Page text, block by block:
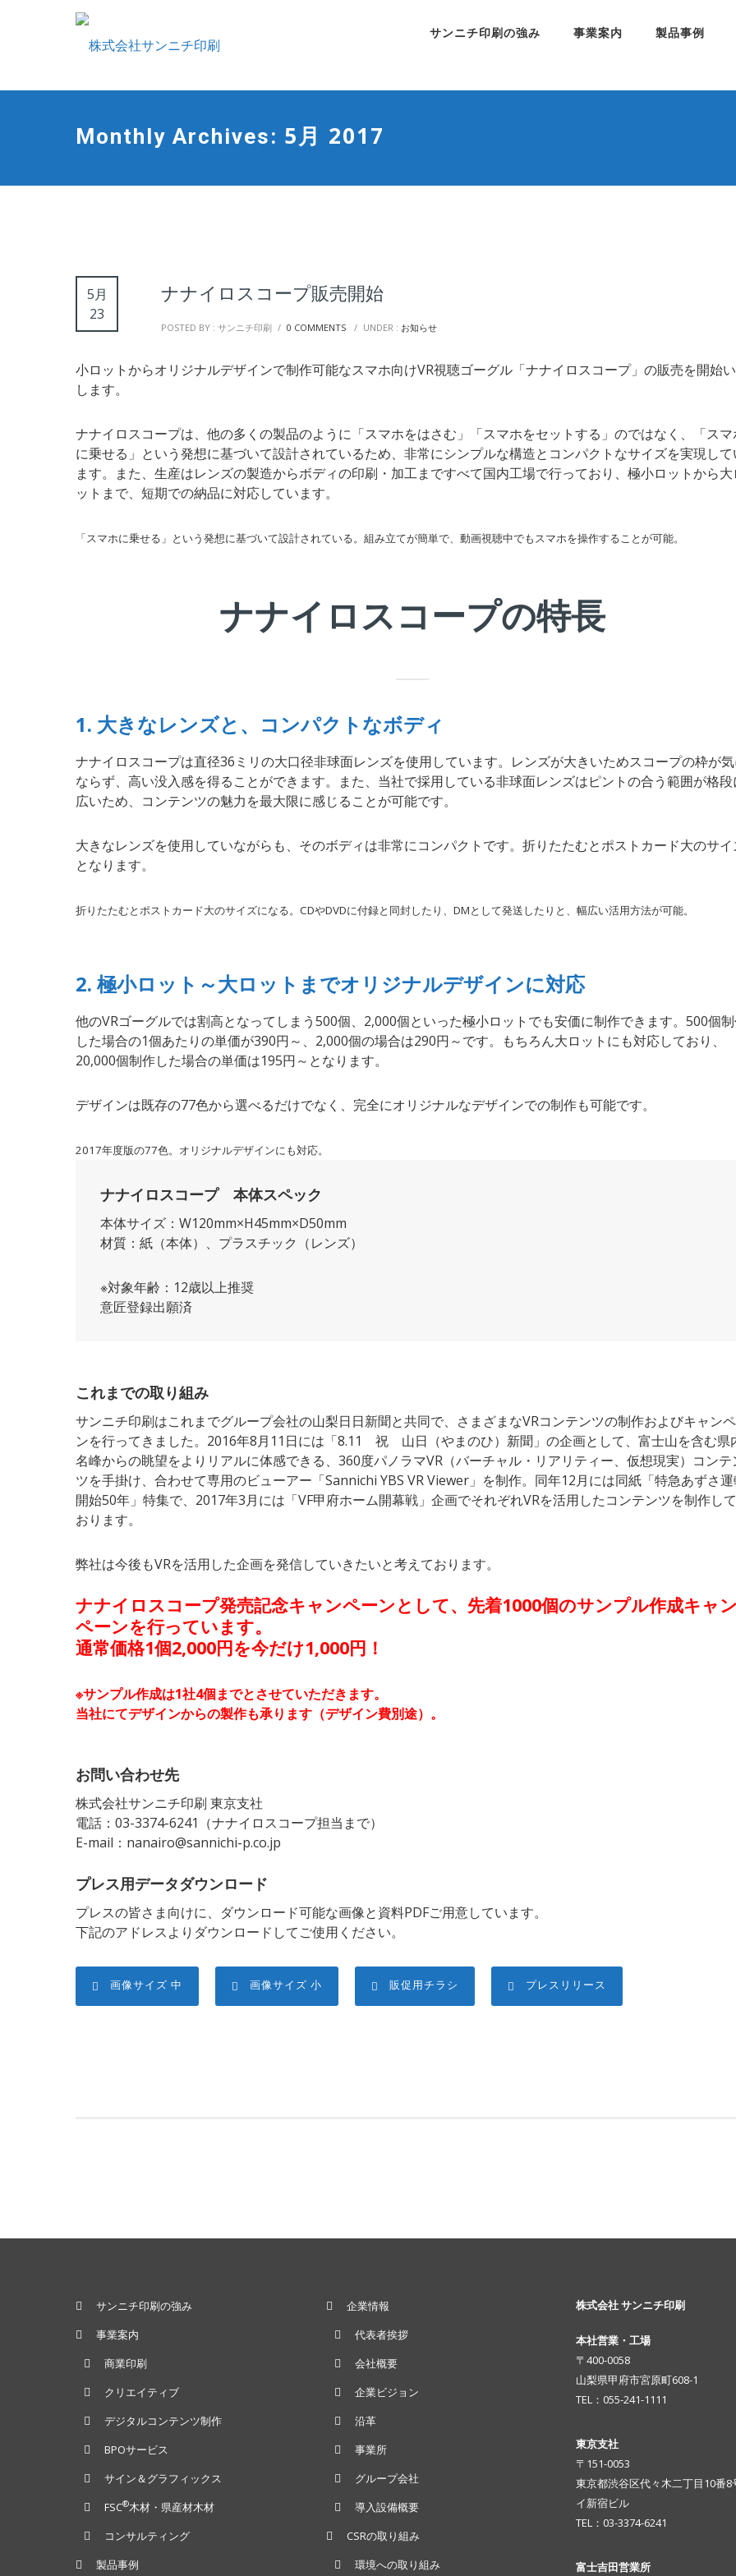
サンニチ印刷の強み 事業案内 製品事例
Monthly Archives: 5月 2017
5月
23
ナナイロスコープ販売開始
POSTED BY : サンニチ印刷 / 0 COMMENTS / UNDER : お知らせ
小ロットからオリジナルデザインで制作可能なスマホ向けVR視聴ゴーグル「ナナイロスコープ」の販売を開始
します。
ナナイロスコープは、他の多くの製品のように「スマホをはさむ」「スマホをセットする」のではなく、「スマ
に乗せる」という発想に基づいて設計されているため、非常にシンプルな構造とコンパクトなサイズを実現して
ます。また、生産はレンズの製造からボディの印刷・加工まですべて国内工場で行っており、極小ロットから大
ットまで、短期での納品に対応しています。
「スマホに乗せる」という発想に基づいて設計されている。組み立てが簡単で、動画視聴中でもスマホを操作することが可能。
ナナイロスコープの特長
1. 大きなレンズと、コンパクトなボディ
ナナイロスコープは直径36ミリの大口径非球面レンズを使用しています。レンズが大きいためスコープの枠が
ならず、高い没入感を得ることができます。また、当社で採用している非球面レンズはピントの合う範囲が格段
広いため、コンテンツの魅力を最大限に感じることが可能です。
大きなレンズを使用していながらも、そのボディは非常にコンパクトです。折りたたむとポストカード大のサイ
となります。
折りたたむとポストカード大のサイズになる。CDやDVDに付録と同封したり、DMとして発送したりと、幅広い活用方法が可能。
2. 極小ロット～大ロットまでオリジナルデザインに対応
他のVRゴーグルでは割高となってしまう500個、2,000個といった極小ロットでも安価に制作できます。500個
した場合の1個あたりの単価が390円～、2,000個の場合は290円～です。もちろん大ロットにも対応しており、
20,000個制作した場合の単価は195円～となります。
デザインは既存の77色から選べるだけでなく、完全にオリジナルなデザインでの制作も可能です。
2017年度版の77色。オリジナルデザインにも対応。
ナナイロスコープ 本体スペック
本体サイズ：W120mm×H45mm×D50mm
材質：紙（本体）、プラスチック（レンズ）
※対象年齢：12歳以上推奨
意匠登録出願済
これまでの取り組み
サンニチ印刷はこれまでグループ会社の山梨日日新聞と共同で、さまざまなVRコンテンツの制作およびキャン
ンを行ってきました。2016年8月11日には「8.11 祝 山日（やまのひ）新聞」の企画として、富士山を含む県
名峰からの眺望をよりリアルに体感できる、360度パノラマVR（バーチャル・リアリティー、仮想現実）コンテ
ツを手掛け、合わせて専用のビューアー「Sannichi YBS VR Viewer」を制作。同年12月には同紙「特急あずさ
開始50年」特集で、2017年3月には「VF甲府ホーム開幕戦」企画でそれぞれVRを活用したコンテンツを制作して
おります。
弊社は今後もVRを活用した企画を発信していきたいと考えております。
ナナイロスコープ発売記念キャンペーンとして、先着1000個のサンプル作成キャン
ペーンを行っています。
通常価格1個2,000円を今だけ1,000円！
※サンプル作成は1社4個までとさせていただきます。
当社にてデザインからの製作も承ります（デザイン費別途）。
お問い合わせ先
株式会社サンニチ印刷 東京支社
電話：03-3374-6241（ナナイロスコープ担当まで）
E-mail：nanairo@sannichi-p.co.jp
プレス用データダウンロード
プレスの皆さま向けに、ダウンロード可能な画像と資料PDFご用意しています。
下記のアドレスよりダウンロードしてご使用ください。
画像サイズ 中 画像サイズ 小 販促用チラシ プレスリリース
サンニチ印刷の強み
事業案内
商業印刷
クリエイティブ
デジタルコンテンツ制作
BPOサービス
サイン＆グラフィックス
FSC®木材・県産材木材
コンサルティング
製品事例
企業情報
代表者挨拶
会社概要
企業ビジョン
沿革
事業所
グループ会社
導入設備概要
CSRの取り組み
環境への取り組み
株式会社 サンニチ印刷
本社営業・工場
〒400-0058
山梨県甲府市宮原町608-1
TEL：055-241-1111
東京支社
〒151-0053
東京都渋谷区代々木二丁目10番8
イ新宿ビル
TEL：03-3374-6241
富士吉田営業所